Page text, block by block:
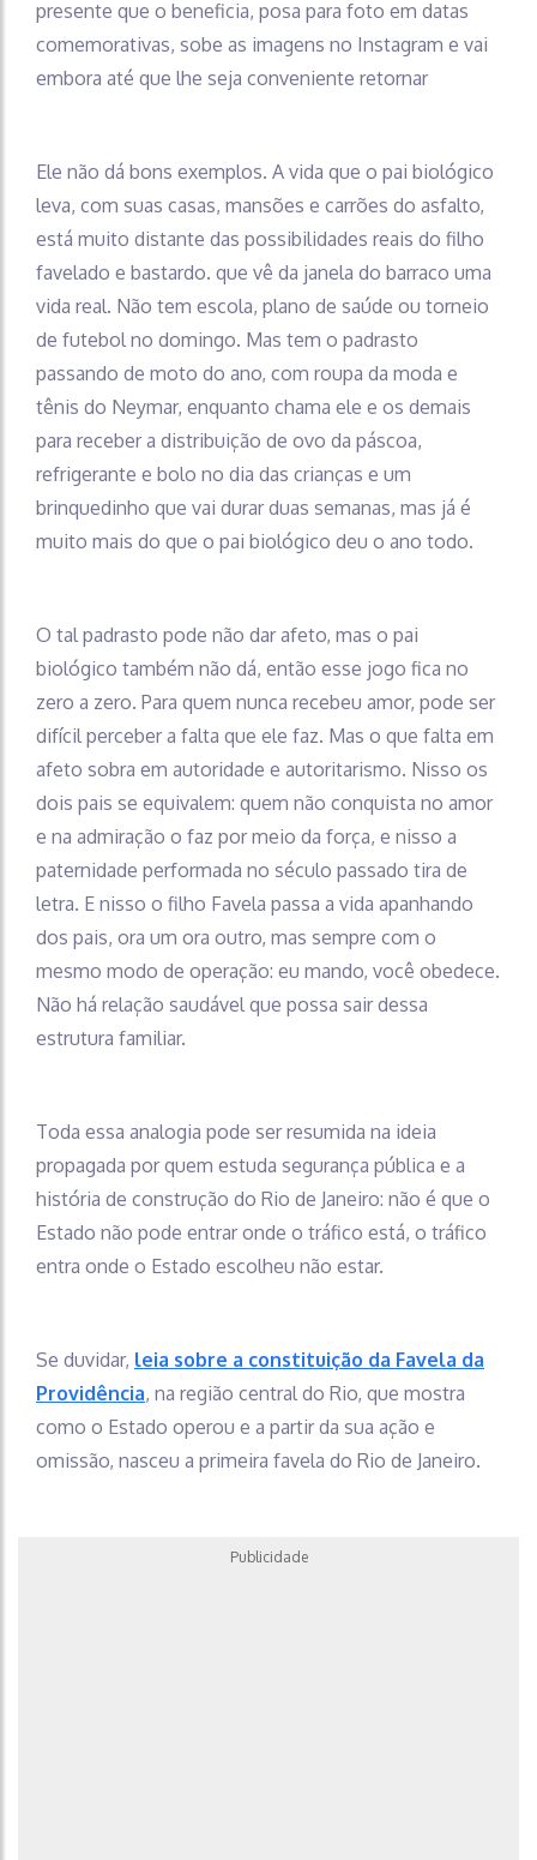
presente que o beneficia, posa para foto em datas
comemorativas, sobe as imagens no Instagram e vai
embora até que lhe seja conveniente retornar
Ele não dá bons exemplos. A vida que o pai biológico
leva, com suas casas, mansões e carrões do asfalto,
está muito distante das possibilidades reais do filho
favelado e bastardo. que vê da janela do barraco uma
vida real. Não tem escola, plano de saúde ou torneio
de futebol no domingo. Mas tem o padrasto
passando de moto do ano, com roupa da moda e
tênis do Neymar, enquanto chama ele e os demais
para receber a distribuição de ovo da páscoa,
refrigerante e bolo no dia das crianças e um
brinquedinho que vai durar duas semanas, mas já é
muito mais do que o pai biológico deu o ano todo.
O tal padrasto pode não dar afeto, mas o pai
biológico também não dá, então esse jogo fica no
zero a zero. Para quem nunca recebeu amor, pode ser
difícil perceber a falta que ele faz. Mas o que falta em
afeto sobra em autoridade e autoritarismo. Nisso os
dois pais se equivalem: quem não conquista no amor
e na admiração o faz por meio da força, e nisso a
paternidade performada no século passado tira de
letra. E nisso o filho Favela passa a vida apanhando
dos pais, ora um ora outro, mas sempre com o
mesmo modo de operação: eu mando, você obedece.
Não há relação saudável que possa sair dessa
estrutura familiar.
Toda essa analogia pode ser resumida na ideia
propagada por quem estuda segurança pública e a
história de construção do Rio de Janeiro: não é que o
Estado não pode entrar onde o tráfico está, o tráfico
entra onde o Estado escolheu não estar.
Se duvidar, leia sobre a constituição da Favela da
Providência, na região central do Rio, que mostra
como o Estado operou e a partir da sua ação e
omissão, nasceu a primeira favela do Rio de Janeiro.
Publicidade